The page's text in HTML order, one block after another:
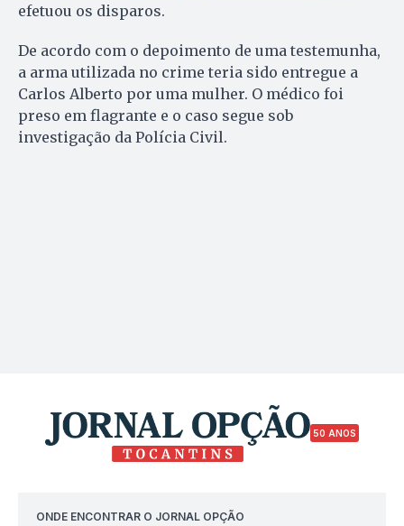
efetuou os disparos.
De acordo com o depoimento de uma testemunha,
a arma utilizada no crime teria sido entregue a
Carlos Alberto por uma mulher. O médico foi
preso em flagrante e o caso segue sob
investigação da Polícia Civil.
50 ANOS
ONDE ENCONTRAR O JORNAL OPÇÃO